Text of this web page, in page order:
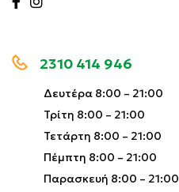
2310 414 946
Δευτέρα 8:00 – 21:00
Τρίτη 8:00 – 21:00
Τετάρτη 8:00 – 21:00
Πέμπτη 8:00 – 21:00
Παρασκευή 8:00 – 21:00